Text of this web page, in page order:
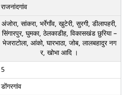
राजनांदगांव
अंजोरा, सांकरा, भर्रेगाँव, खुटेरी, सुरगी, डीलापहरी,
सिंगारपुर, घुमका, ठेलकाडीह, विकासखंड छुरिया –
भेजराटोला, आंको, घारभाठा, जोब, लालबहादुर नग
र, खोभा आदि ।
5
डोंगरगांव